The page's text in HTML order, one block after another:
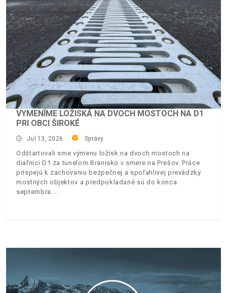
VYMENÍME LOŽISKÁ NA DVOCH MOSTOCH NA D1
PRI OBCI ŠIROKÉ
Jul 13, 2026 Správy
Odštartovali sme výmenu ložísk na dvoch mostoch na
diaľnici D1 za tunelom Branisko v smere na Prešov. Práce
prispejú k zachovaniu bezpečnej a spoľahlivej prevádzky
mostných objektov a predpokladané sú do konca
septembra.